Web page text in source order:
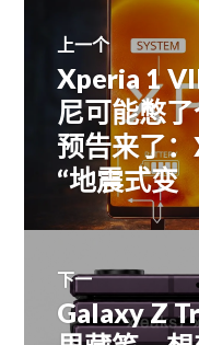
文
章
导
航
上一个
上
篇
文
章：
Xperia 1
尼可能憋
预告来了
“地震式变
下一
下
篇
Galaxy Z